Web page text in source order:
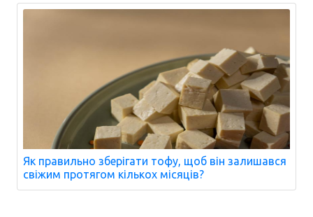
Як правильно зберігати тофу, щоб він залишався
свіжим протягом кількох місяців?